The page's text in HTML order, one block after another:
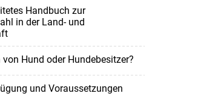
Handbuch zur
in der Land- und
von Hund oder Hundebesitzer?
und Voraussetzungen